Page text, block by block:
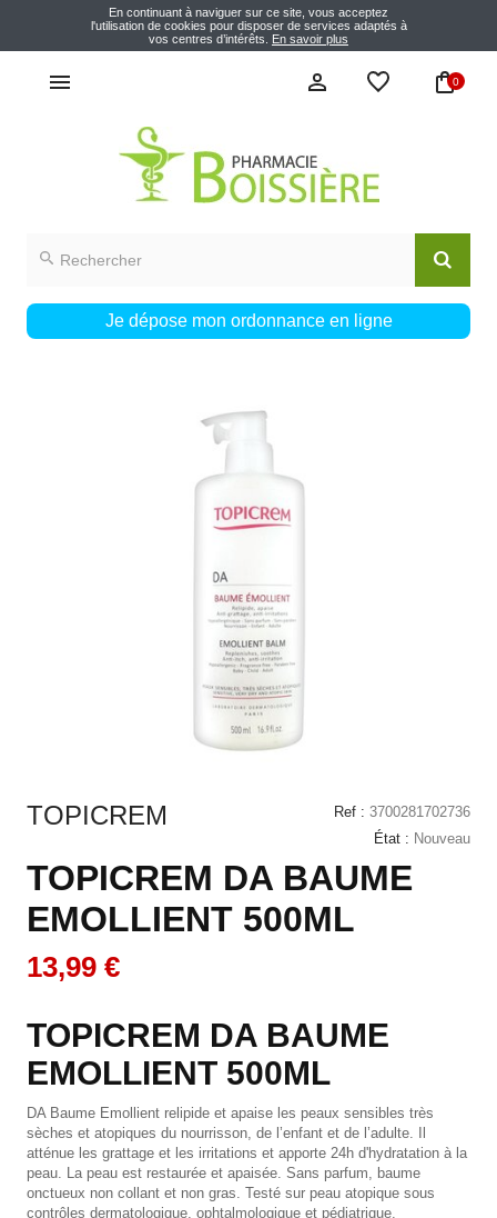
En continuant à naviguer sur ce site, vous acceptez
l'utilisation de cookies pour disposer de services adaptés à
vos centres d’intérêts. En savoir plus
0
Je dépose mon ordonnance en ligne
TOPICREM Ref : 3700281702736
État : Nouveau
TOPICREM DA BAUME
EMOLLIENT 500ML
13,99 €
TOPICREM DA BAUME
EMOLLIENT 500ML
DA Baume Emollient relipide et apaise les peaux sensibles très
sèches et atopiques du nourrisson, de l’enfant et de l’adulte. Il
atténue les grattage et les irritations et apporte 24h d'hydratation à la
peau. La peau est restaurée et apaisée. Sans parfum, baume
onctueux non collant et non gras. Testé sur peau atopique sous
contrôles dermatologique, ophtalmologique et pédiatrique.